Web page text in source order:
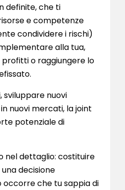
definite, che ti
e competenze
condividere i rischi)
alla tua,
profitti o raggiungere lo
sviluppare nuovi
nuovi mercati, la joint
potenziale di
nel dettaglio: costituire
decisione
che tu sappia di